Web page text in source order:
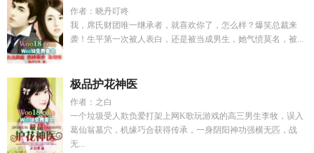
作者：晓丹叮咚
我，席氏财团唯一继承者，就喜欢你了，怎么样？爆笑总裁来
袭！生平第一次被人表白，还是被当成男生，她气愤莫名，被...
极品护花神医
作者：之白
一个垃圾受人欺负爱打架上网K歌玩游戏的高三男生李牧，误入
葛仙翁墓穴，机缘巧合获得传承，一身阴阳神功强横无匹，战
无...